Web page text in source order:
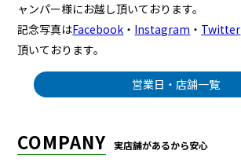
ャンパー様にお越し頂いております。
記念写真はFacebook ・ Instagram ・ Twitter
頂いております。
営業日・店舗一覧
COMPANY 実店舗があるから安心